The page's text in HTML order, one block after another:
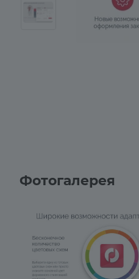
Фотогалерея